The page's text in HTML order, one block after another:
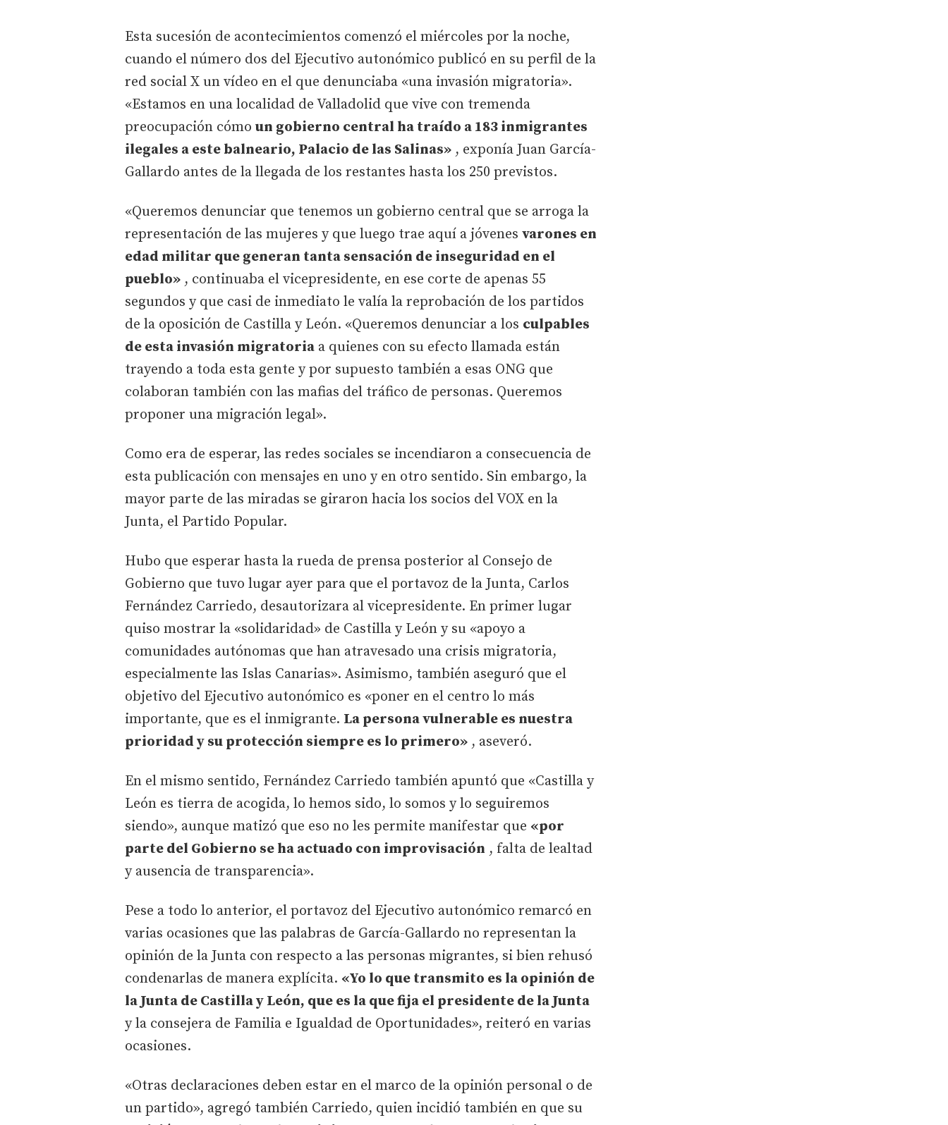
Esta sucesión de acontecimientos comenzó el miércoles por la noche,
cuando el número dos del Ejecutivo autonómico publicó en su perfil de la
red social X un vídeo en el que denunciaba «una invasión migratoria».
«Estamos en una localidad de Valladolid que vive con tremenda
preocupación cómo un gobierno central ha traído a 183 inmigrantes
ilegales a este balneario, Palacio de las Salinas» , exponía Juan García-
Gallardo antes de la llegada de los restantes hasta los 250 previstos.
«Queremos denunciar que tenemos un gobierno central que se arroga la
representación de las mujeres y que luego trae aquí a jóvenes varones en
edad militar que generan tanta sensación de inseguridad en el
pueblo» , continuaba el vicepresidente, en ese corte de apenas 55
segundos y que casi de inmediato le valía la reprobación de los partidos
de la oposición de Castilla y León. «Queremos denunciar a los culpables
de esta invasión migratoria a quienes con su efecto llamada están
trayendo a toda esta gente y por supuesto también a esas ONG que
colaboran también con las mafias del tráfico de personas. Queremos
proponer una migración legal».
Como era de esperar, las redes sociales se incendiaron a consecuencia de
esta publicación con mensajes en uno y en otro sentido. Sin embargo, la
mayor parte de las miradas se giraron hacia los socios del VOX en la
Junta, el Partido Popular.
Hubo que esperar hasta la rueda de prensa posterior al Consejo de
Gobierno que tuvo lugar ayer para que el portavoz de la Junta, Carlos
Fernández Carriedo, desautorizara al vicepresidente. En primer lugar
quiso mostrar la «solidaridad» de Castilla y León y su «apoyo a
comunidades autónomas que han atravesado una crisis migratoria,
especialmente las Islas Canarias». Asimismo, también aseguró que el
objetivo del Ejecutivo autonómico es «poner en el centro lo más
importante, que es el inmigrante. La persona vulnerable es nuestra
prioridad y su protección siempre es lo primero» , aseveró.
En el mismo sentido, Fernández Carriedo también apuntó que «Castilla y
León es tierra de acogida, lo hemos sido, lo somos y lo seguiremos
siendo», aunque matizó que eso no les permite manifestar que «por
parte del Gobierno se ha actuado con improvisación , falta de lealtad
y ausencia de transparencia».
Pese a todo lo anterior, el portavoz del Ejecutivo autonómico remarcó en
varias ocasiones que las palabras de García-Gallardo no representan la
opinión de la Junta con respecto a las personas migrantes, si bien rehusó
condenarlas de manera explícita. «Yo lo que transmito es la opinión de
la Junta de Castilla y León, que es la que fija el presidente de la Junta
y la consejera de Familia e Igualdad de Oportunidades», reiteró en varias
ocasiones.
«Otras declaraciones deben estar en el marco de la opinión personal o de
un partido», agregó también Carriedo, quien incidió también en que su